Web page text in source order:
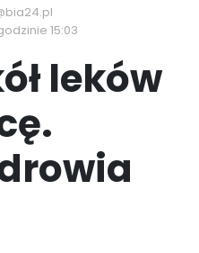
15:03
leków